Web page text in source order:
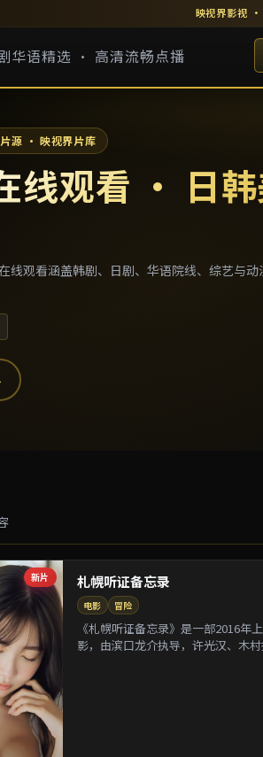
映视界影视 ·
华语精选 · 高清流畅点播
源 · 映视界片库
线观看 · 日
线观看涵盖韩剧、日剧、华语院线、综艺与
新片 札幌听证备忘录
电影 冒险
《札幌听证备忘录》是一部2016年
影，由滨口龙介执导，许光汉、木